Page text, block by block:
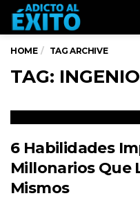
HOME TAG ARCHIVE
TAG:
6 Habilidades
Millonarios Que
Mismos